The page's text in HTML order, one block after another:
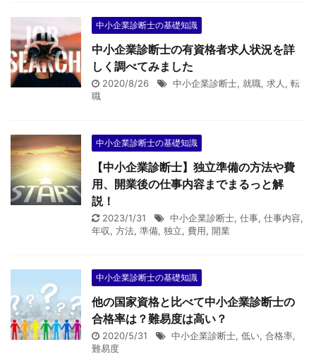
中小企業診断士の基礎知識
中小企業診断士の有資格者求人状況を詳
しく調べてみました
2020/8/26 中小企業診断士, 就職, 求人 , 転
職
中小企業診断士の基礎知識
【中小企業診断士】独立準備の方法や費
用、開業後の仕事内容までまるっと解
説！
2023/1/31 中小企業診断士, 仕事, 仕事内容,
年収, 方法, 準備, 独立, 費用, 開業
中小企業診断士の基礎知識
他の国家資格と比べて中小企業診断士の
合格率は？難易度は高い？
2020/5/31 中小企業診断士, 低い, 合格率,
難易度